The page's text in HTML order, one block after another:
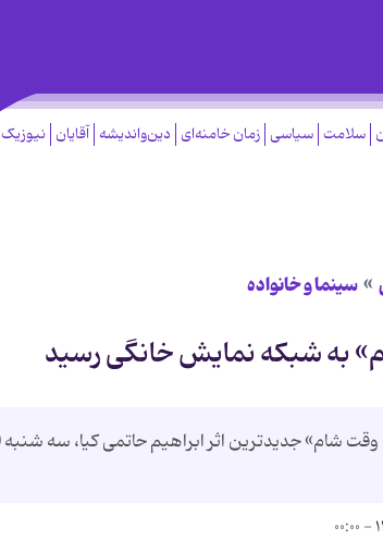
سلامت سیاسی زمان خامنه‌ای دین‌واندیشه آقایان نیوزیک
سینما و خانواده
به شبکه نمایش خانگی رسید